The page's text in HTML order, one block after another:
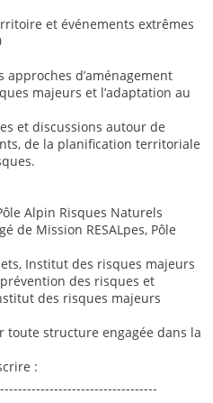
et événements extrêmes
d’aménagement
majeurs et l’adaptation au
et discussions autour de
de la planification territoriale
Alpin Risques Naturels
de Mission RESALpes, Pôle
Institut des risques majeurs
des risques et
des risques majeurs
toute structure engagée dans la
: